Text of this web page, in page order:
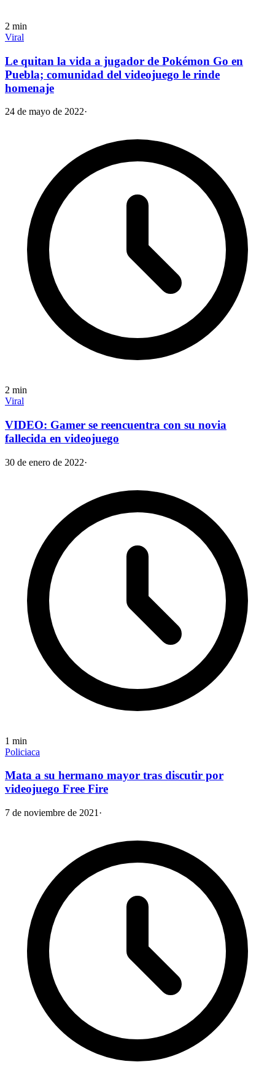
2 min
Viral
Le quitan la vida a jugador de Pokémon Go en
Puebla; comunidad del videojuego le rinde
homenaje
24 de mayo de 2022·
2 min
Viral
VIDEO: Gamer se reencuentra con su novia
fallecida en videojuego
30 de enero de 2022·
1 min
Policiaca
Mata a su hermano mayor tras discutir por
videojuego Free Fire
7 de noviembre de 2021 ·